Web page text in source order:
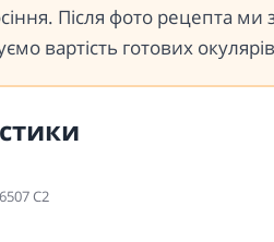
Після фото рецепта ми
вартість готових
C2